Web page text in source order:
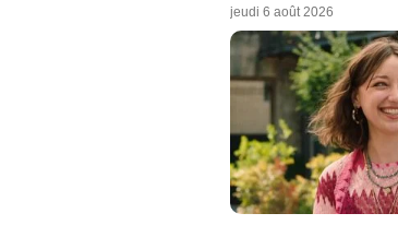
jeudi 6 août 2026